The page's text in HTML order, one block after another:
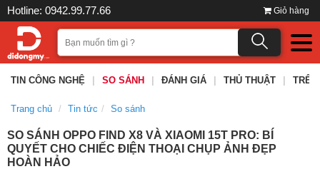
Hotline: 0942.99.77.66 Giỏ hàng
TIN CÔNG NGHỆ SO SÁNH ĐÁNH GIÁ THỦ THUẬT TRÊN
Trang chủ Tin tức So sánh
SO SÁNH OPPO FIND X8 VÀ XIAOMI 15T PRO: BÍ
QUYẾT CHO CHIẾC ĐIỆN THOẠI CHỤP ẢNH ĐẸP
HOÀN HẢO